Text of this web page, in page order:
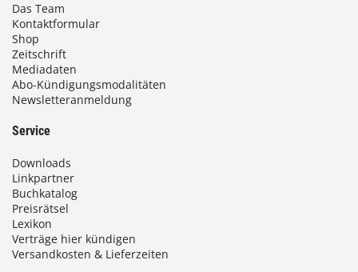
Das Team
Kontaktformular
Shop
Zeitschrift
Mediadaten
Abo-Kündigungsmodalitäten
Newsletteranmeldung
Service
Downloads
Linkpartner
Buchkatalog
Preisrätsel
Lexikon
Verträge hier kündigen
Versandkosten & Lieferzeiten